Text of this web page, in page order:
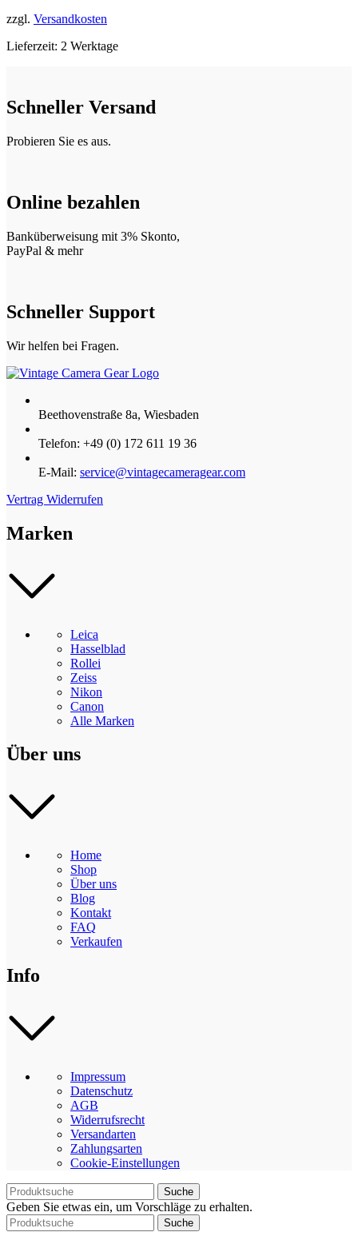
zzgl. Versandkosten
Lieferzeit: 2 Werktage
Schneller Versand
Probieren Sie es aus.
Online bezahlen
Banküberweisung mit 3% Skonto,
PayPal & mehr
Schneller Support
Wir helfen bei Fragen.
Beethovenstraße 8a, Wiesbaden
Telefon: +49 (0) 172 611 19 36
E-Mail: service@vintagecameragear.com
Vertrag Widerrufen
Marken
Leica
Hasselblad
Rollei
Zeiss
Nikon
Canon
Alle Marken
Über uns
Home
Shop
Über uns
Blog
Kontakt
FAQ
Verkaufen
Info
Impressum
Datenschutz
AGB
Widerrufsrecht
Versandarten
Zahlungsarten
Cookie-Einstellungen
Suche
Geben Sie etwas ein, um Vorschläge zu erhalten.
Suche